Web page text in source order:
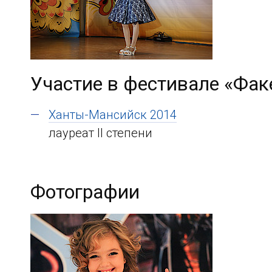
Участие в фестивале
Ханты-Мансийск 2014
лауреат II степени
Фотографии